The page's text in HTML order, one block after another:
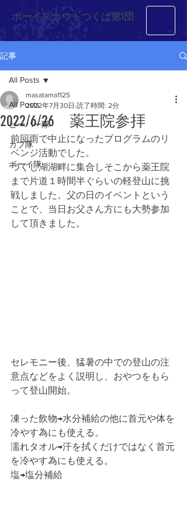
ボーイスカウトつくば第1団
記事
All Posts
ビーバー隊
カブ隊
ボーイ隊
All Posts
2022/6/26 薬王院参拝
masatama1125
2022年7月30日 読了時間: 2分
前回雨で中止になったプログラムのリ
ベンジ活動でした。
つくし湖湖畔に集合しそこから薬王院
まで片道１時間半ぐらいの軽登山に挑
戦しました。父の日のイベントという
ことで、当日お父さん方にも大勢参加
して頂きました。
セレモニー後、猛暑の中での登山の注
意点などをよく説明し、おやつをもら
って登山開始。
凍った飲物→水分補給の他に首元や体を
冷やす為にも使える。
濡れタオル→汗を拭くだけではなく首元
を冷やす為にも使える。
塩→塩分補給